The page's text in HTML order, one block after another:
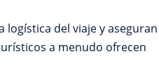
del viaje y aseguran
a menudo ofrecen